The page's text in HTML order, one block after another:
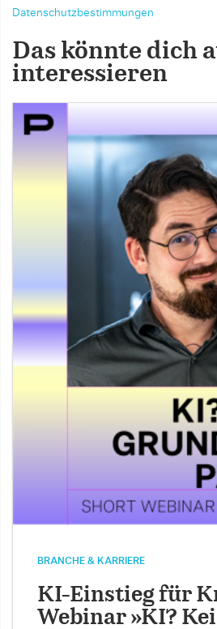
Datenschutzbestimmungen
Das könnte dich
interessieren
BRANCHE & KARRIERE
KI-Einstieg für
Webinar »KI?